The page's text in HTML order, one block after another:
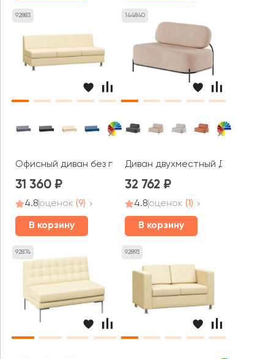
92883
Офисный диван без подлокотников трехместный
31 360
4.8оценок (9)
В корзину
144840
Диван двухместный Джайв /
32 762
4.8оценок (1)
В корзину
92874 92893